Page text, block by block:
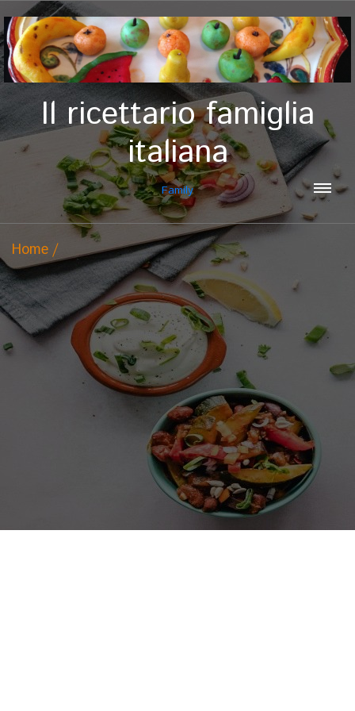
Il ricettario famiglia
italiana
Family
Home